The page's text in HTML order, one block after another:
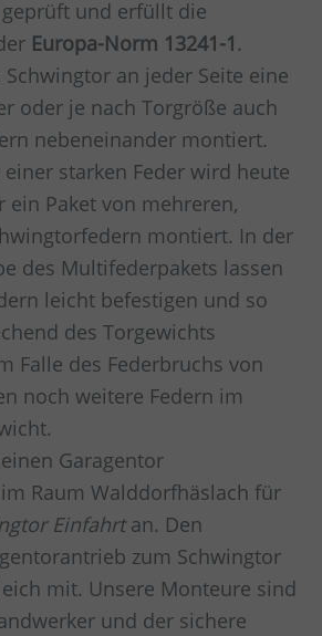
und erfüllt die
Europa-Norm 13241-1.
an jeder Seite eine
oder je nach Torgröße auch
nebeneinander montiert.
starken Feder wird heute
ein Paket von mehreren,
montiert. In der
des Multifederpakets lassen
leicht befestigen und so
des Torgewichts
Falle des Federbruchs von
noch weitere Federn im
Garagentor
Raum Walddorfhäslach für
Einfahrtan. Den
zum Schwingtor
mit. Unsere Monteure sind
und der sichere